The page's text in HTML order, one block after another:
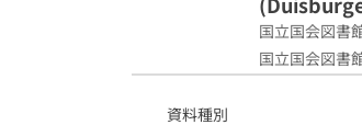
Lange ;
und eingeleitet
国立国会図書
国立国会図書
資料種別